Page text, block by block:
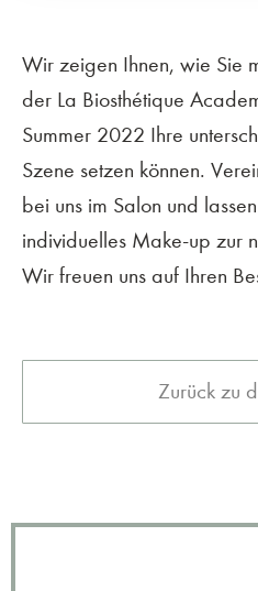
Wir zeigen Ihnen, wie Sie
der La Biosthétique
Summer 2022 Ihre
Szene setzen können.
bei uns im Salon und
individuelles Make-up zur
Wir freuen uns auf Ihren
Zurück zu